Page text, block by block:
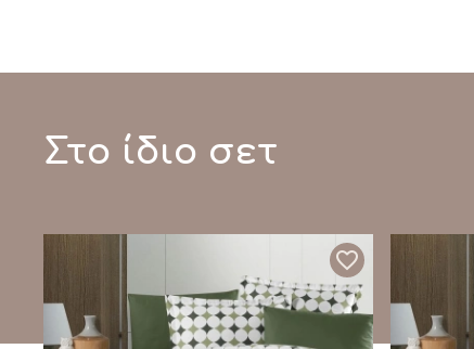
Στο ίδιο σετ